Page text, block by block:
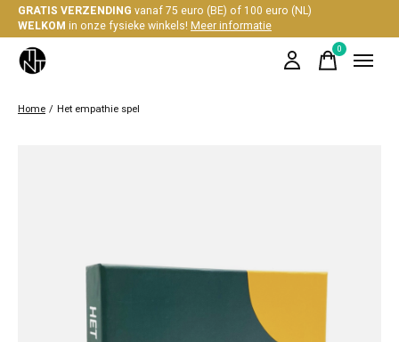
GRATIS VERZENDING vanaf 75 euro (BE) of 100 euro (NL)
WELKOM in onze fysieke winkels!Meer informatie
0items
Home / Het empathie spel